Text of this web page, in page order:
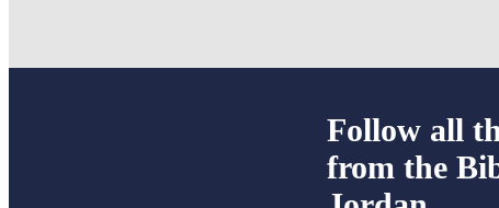
Follow all
from the